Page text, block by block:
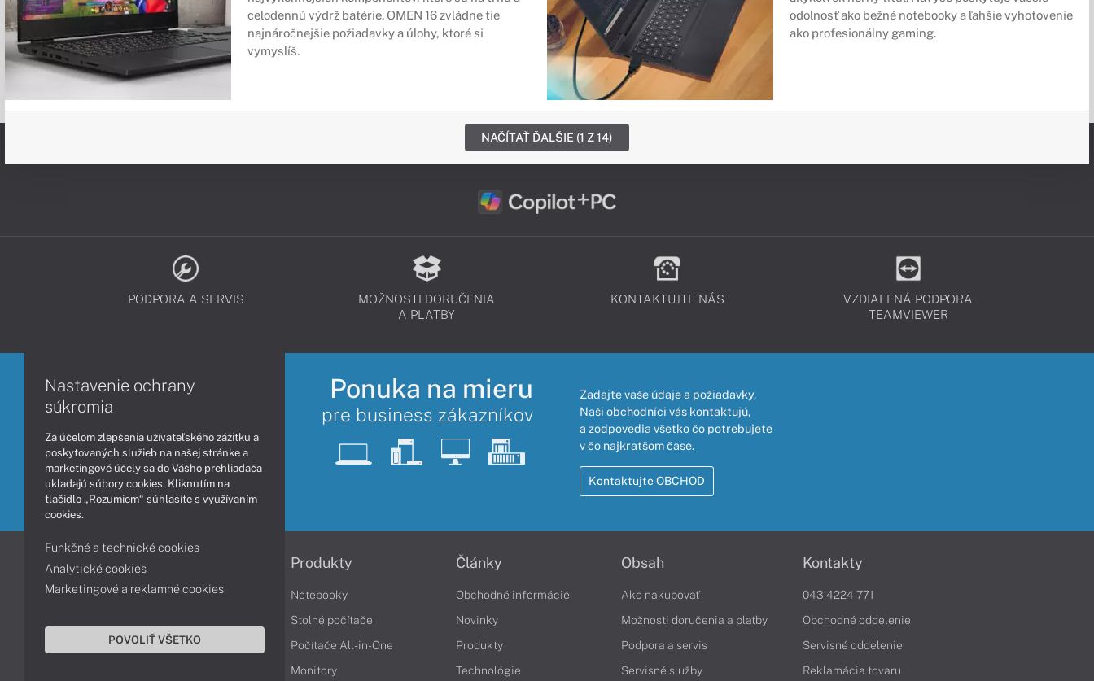
celodennú výdrž batérie. OMEN 16 zvládne tie
najnáročnejšie požiadavky a úlohy, ktoré si
vymyslíš.
odolnosť ako bežné notebooky a ľahšie vyhotovenie
ako profesionálny gaming.
NAČÍTAŤ ĎALŠIE (1 Z 14)
PODPORA A SERVIS
MOŽNOSTI DORUČENIA
A PLATBY
KONTAKTUJTE NÁS
VZDIALENÁ PODPORA
TEAMVIEWER
Ponuka na mieru
pre business zákazníkov
Zadajte vaše údaje a požiadavky.
Naši obchodníci vás kontaktujú,
a zodpovedia všetko čo potrebujete
v čo najkratšom čase.
Kontaktujte OBCHOD
Informácie
Obchodné podmienky
Ochrana osobných údajov
Produkty
Notebooky
Stolné počítače
Počítače All-in-One
Monitory
Články
Obchodné informácie
Novinky
Produkty
Technológie
Obsah
Ako nakupovať
Možnosti doručenia a platby
Podpora a servis
Servisné služby
Kontakty
043 4224 771
Obchodné oddelenie
Servisné oddelenie
Reklamácia tovaru
Nastavenie ochrany
súkromia
Za účelom zlepšenia užívateľského zážitku a
poskytovaných služieb na našej stránke a
marketingové účely sa do Vášho prehliadača
ukladajú súbory cookies. Kliknutím na
tlačidlo „Rozumiem“ súhlasíte s využívaním
cookies.
Funkčné a technické cookies
Analytické cookies
Marketingové a reklamné cookies
POVOLIŤ VŠETKO